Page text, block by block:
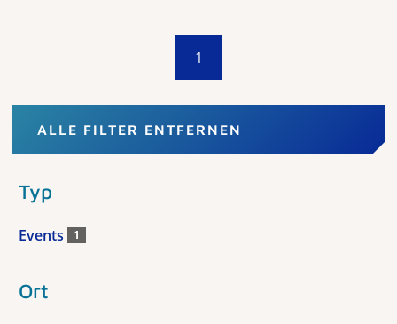
1
ALLE FILTER ENTFERNEN
Typ
Events 1
Ort